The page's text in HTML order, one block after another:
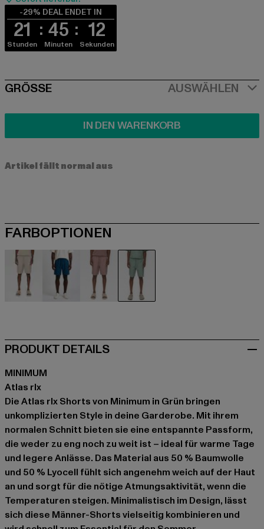
-29% DEAL ENDET IN
21
Stunden
45
Minuten
12
Sekunden
SIZE
GRÖSSE AUSWÄHLEN
IN DEN WARENKORB
Artikel fällt normal aus
FARBOPTIONEN
PRODUKT DETAILS
MINIMUM
Atlas rlx
Die Atlas rlx Shorts von Minimum in Grün bringen
unkomplizierten Style in deine Garderobe. Mit ihrem
normalen Schnitt bieten sie eine entspannte Passform,
die weder zu eng noch zu weit ist – ideal für warme Tage
und legere Anlässe. Das Material aus 50 % Baumwolle
und 50 % Lyocell fühlt sich angenehm weich auf der Haut
an und sorgt für die nötige Atmungsaktivität, wenn die
Temperaturen steigen. Minimalistisch im Design, lässt
sich diese Männer-Shorts vielseitig kombinieren und